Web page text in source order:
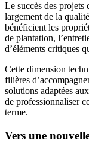
Le succès des projets
largement de la
bénéficient les
de plantation,
d’éléments critiques
Cette dimension
filières
solutions adaptées
de professionnaliser
terme.
Vers une